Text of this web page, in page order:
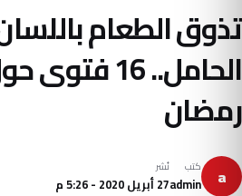
تذوق الطعام
الحامل.. 16
رمضان
a كتب
admin
نُشر
27 أبريل 2020 - 5:26 م